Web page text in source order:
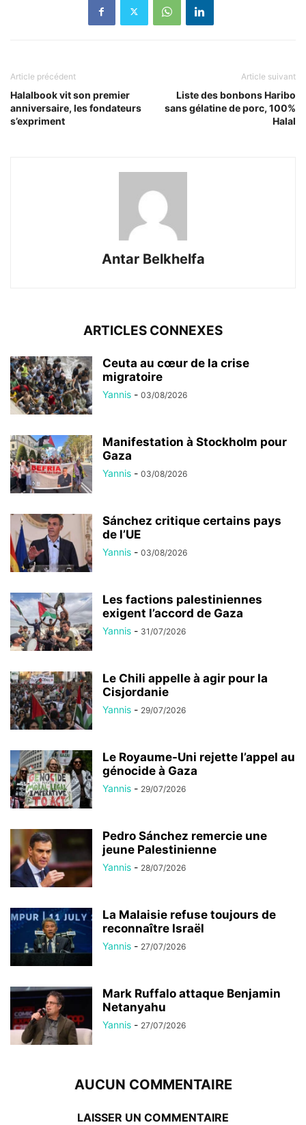
Article précédent
Halalbook vit son premier
anniversaire, les fondateurs
s’expriment
Article suivant
Liste des bonbons Haribo
sans gélatine de porc, 100%
Halal
Antar Belkhelfa
ARTICLES CONNEXES
Ceuta au cœur de la crise
migratoire
Yannis - 03/08/2026
Manifestation à Stockholm pour
Gaza
Yannis - 03/08/2026
Sánchez critique certains pays
de l’UE
Yannis - 03/08/2026
Les factions palestiniennes
exigent l’accord de Gaza
Yannis - 31/07/2026
Le Chili appelle à agir pour la
Cisjordanie
Yannis - 29/07/2026
Le Royaume-Uni rejette l’appel au
génocide à Gaza
Yannis - 29/07/2026
Pedro Sánchez remercie une
jeune Palestinienne
Yannis - 28/07/2026
La Malaisie refuse toujours de
reconnaître Israël
Yannis - 27/07/2026
Mark Ruffalo attaque Benjamin
Netanyahu
Yannis - 27/07/2026
AUCUN COMMENTAIRE
LAISSER UN COMMENTAIRE